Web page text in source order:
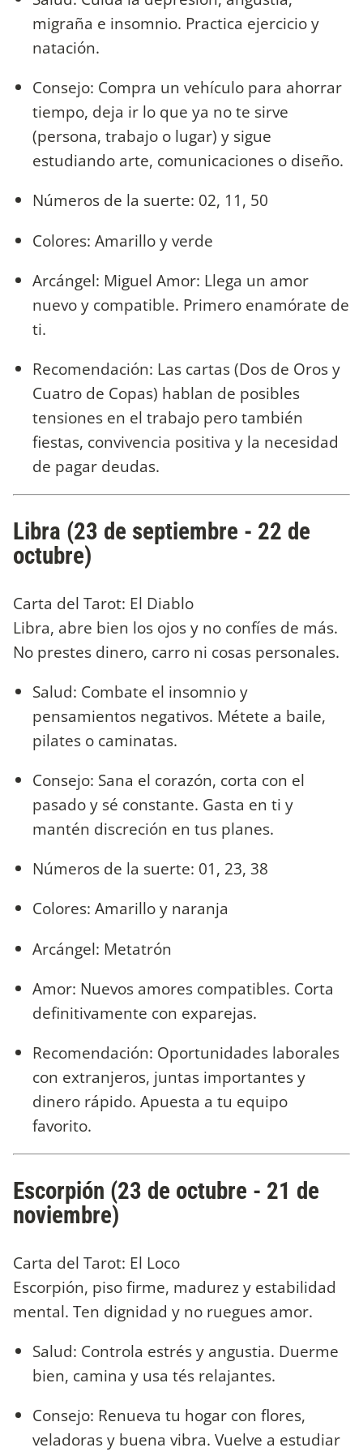
migraña e insomnio. Practica ejercicio y
natación.
Consejo: Compra un vehículo para ahorrar
tiempo, deja ir lo que ya no te sirve
(persona, trabajo o lugar) y sigue
estudiando arte, comunicaciones o diseño.
Números de la suerte: 02, 11, 50
Colores: Amarillo y verde
Arcángel: Miguel Amor: Llega un amor
nuevo y compatible. Primero enamórate de
ti.
Recomendación: Las cartas (Dos de Oros y
Cuatro de Copas) hablan de posibles
tensiones en el trabajo pero también
fiestas, convivencia positiva y la necesidad
de pagar deudas.
Libra (23 de septiembre - 22 de
octubre)
Carta del Tarot: El Diablo
Libra, abre bien los ojos y no confíes de más.
No prestes dinero, carro ni cosas personales.
Salud: Combate el insomnio y
pensamientos negativos. Métete a baile,
pilates o caminatas.
Consejo: Sana el corazón, corta con el
pasado y sé constante. Gasta en ti y
mantén discreción en tus planes.
Números de la suerte: 01, 23, 38
Colores: Amarillo y naranja
Arcángel: Metatrón
Amor: Nuevos amores compatibles. Corta
definitivamente con exparejas.
Recomendación: Oportunidades laborales
con extranjeros, juntas importantes y
dinero rápido. Apuesta a tu equipo
favorito.
Escorpión (23 de octubre - 21 de
noviembre)
Carta del Tarot: El Loco
Escorpión, piso firme, madurez y estabilidad
mental. Ten dignidad y no ruegues amor.
Salud: Controla estrés y angustia. Duerme
bien, camina y usa tés relajantes.
Consejo: Renueva tu hogar con flores,
veladoras y buena vibra. Vuelve a estudiar